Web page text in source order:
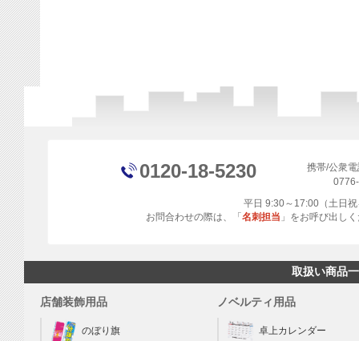
0120-18-5230
携帯/公衆
平日 9:30～17:00（土日
お問合わせの際は、「 名刺担当 」をお呼び出し
取扱い商品
店舗装飾用品
のぼり旗
ノベルティ用品
卓上カレンダー